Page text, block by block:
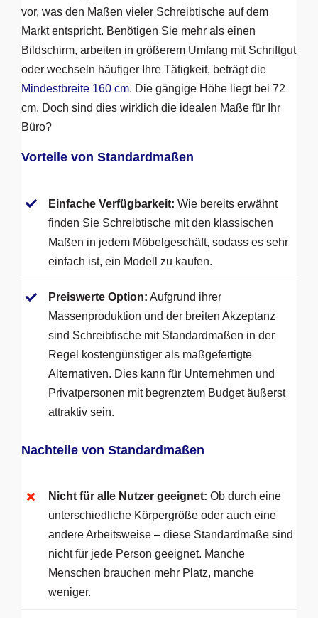
vor, was den Maßen vieler Schreibtische auf dem
Markt entspricht. Benötigen Sie mehr als einen
Bildschirm, arbeiten in größerem Umfang mit Schriftgut
oder wechseln häufiger Ihre Tätigkeit, beträgt die
Mindestbreite 160 cm. Die gängige Höhe liegt bei 72
cm. Doch sind dies wirklich die idealen Maße für Ihr
Büro?
Vorteile von Standardmaßen
Einfache Verfügbarkeit: Wie bereits erwähnt
finden Sie Schreibtische mit den klassischen
Maßen in jedem Möbelgeschäft, sodass es sehr
einfach ist, ein Modell zu kaufen.
Preiswerte Option: Aufgrund ihrer
Massenproduktion und der breiten Akzeptanz
sind Schreibtische mit Standardmaßen in der
Regel kostengünstiger als maßgefertigte
Alternativen. Dies kann für Unternehmen und
Privatpersonen mit begrenztem Budget äußerst
attraktiv sein.
Nachteile von Standardmaßen
Nicht für alle Nutzer geeignet: Ob durch eine
unterschiedliche Körpergröße oder auch eine
andere Arbeitsweise – diese Standardmaße sind
nicht für jede Person geeignet. Manche
Menschen brauchen mehr Platz, manche
weniger.